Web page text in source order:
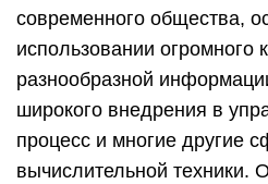
современного общества,
использовании огромного
разнообразной
широкого внедрения в
процесс и многие другие
вычислительной техники.